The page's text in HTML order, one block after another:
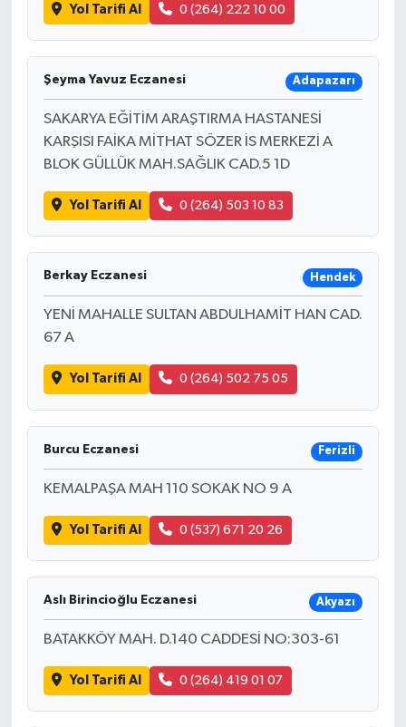
Yol Tarifi Al 0 (264) 222 10 00
Şeyma Yavuz Eczanesi Adapazarı
SAKARYA EĞİTİM ARAŞTIRMA HASTANESİ
KARŞISI FAİKA MİTHAT SÖZER İS MERKEZİ A
BLOK GÜLLÜK MAH.SAĞLIK CAD.5 1D
Yol Tarifi Al 0 (264) 503 10 83
Berkay Eczanesi Hendek
YENİ MAHALLE SULTAN ABDULHAMİT HAN CAD.
67 A
Yol Tarifi Al 0 (264) 502 75 05
Burcu Eczanesi Ferizli
KEMALPAŞA MAH 110 SOKAK NO 9 A
Yol Tarifi Al 0 (537) 671 20 26
Aslı Birincioğlu Eczanesi Akyazı
BATAKKÖY MAH. D.140 CADDESİ NO:303-61
Yol Tarifi Al 0 (264) 419 01 07